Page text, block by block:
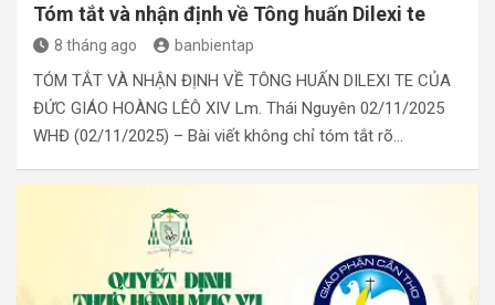
Tóm tắt và nhận định về Tông huấn Dilexi te
8 tháng ago banbientap
TÓM TẮT VÀ NHẬN ĐỊNH VỀ TÔNG HUẤN DILEXI TE CỦA
ĐỨC GIÁO HOÀNG LÊÔ XIV Lm. Thái Nguyên 02/11/2025
WHĐ (02/11/2025) – Bài viết không chỉ tóm tắt rõ…